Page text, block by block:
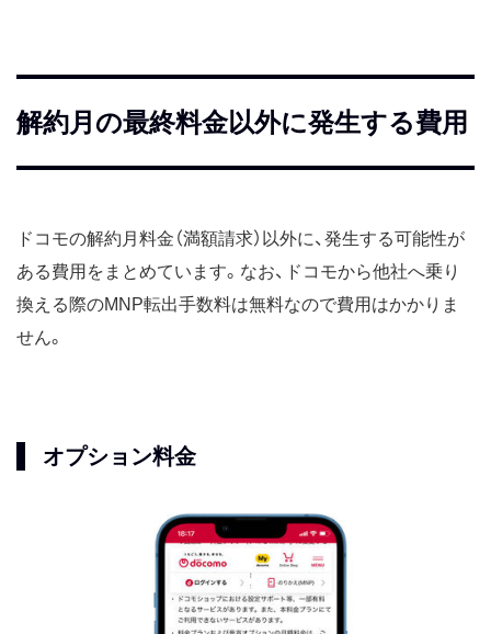
解約月の最終料金以外に発生する費用
ドコモの解約月料金（満額請求）以外に、発生する可能性が
ある費用をまとめています。なお、ドコモから他社へ乗り
換える際のMNP転出手数料は無料なので費用はかかりま
せん。
オプション料金